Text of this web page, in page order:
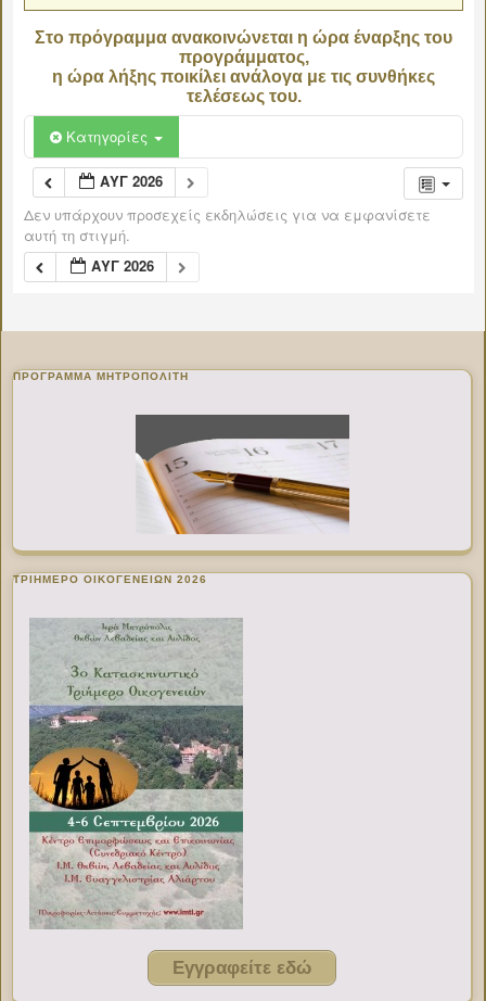
Στο πρόγραμμα ανακοινώνεται η ώρα έναρξης του
προγράμματος,
η ώρα λήξης ποικίλει ανάλογα με τις συνθήκες
τελέσεως του.
Κατηγορίες
ΑΥΓ 2026
Δεν υπάρχουν προσεχείς εκδηλώσεις για να εμφανίσετε
αυτή τη στιγμή.
ΑΥΓ 2026
ΠΡΌΓΡΑΜΜΑ ΜΗΤΡΟΠΟΛΊΤΗ
ΤΡΙΗΜΕΡΟ ΟΙΚΟΓΕΝΕΙΩΝ 2026
Εγγραφείτε εδώ